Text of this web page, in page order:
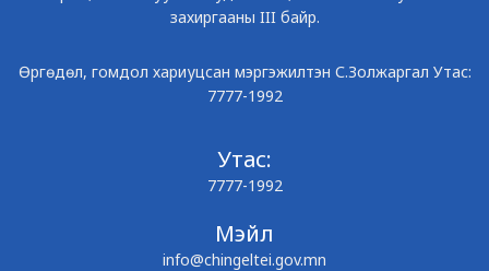
захиргааны III байр.
Өргөдөл, гомдол хариуцсан мэргэжилтэн С.Золжаргал Утас:
7777-1992
Утас:
7777-1992
Мэйл
info@chingeltei.gov.mn